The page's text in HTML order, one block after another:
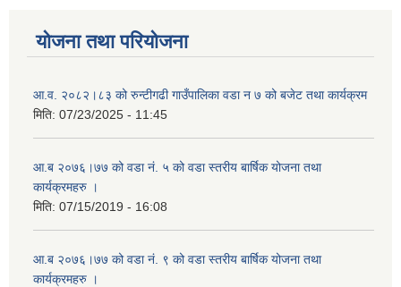
योजना तथा परियोजना
आ.व. २०८२।८३ को रुन्टीगढी गाउँपालिका वडा न ७ को बजेट तथा कार्यक्रम
मिति: 07/23/2025 - 11:45
आ.ब २०७६।७७ को वडा नं. ५ को वडा स्तरीय बार्षिक योजना तथा
कार्यक्रमहरु ।
मिति: 07/15/2019 - 16:08
आ.ब २०७६।७७ को वडा नं. ९ को वडा स्तरीय बार्षिक योजना तथा
कार्यक्रमहरु ।